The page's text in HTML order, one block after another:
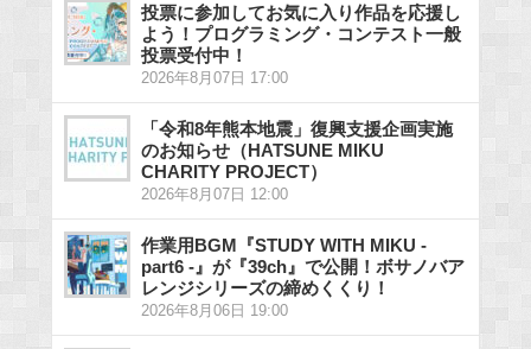
投票に参加してお気に入り作品を応援し
よう！プログラミング・コンテスト一般
投票受付中！
2026年8月07日 17:00
「令和8年熊本地震」復興支援企画実施
のお知らせ（HATSUNE MIKU
CHARITY PROJECT）
2026年8月07日 12:00
作業用BGM『STUDY WITH MIKU -
part6 -』が『39ch』で公開！ボサノバア
レンジシリーズの締めくくり！
2026年8月06日 19:00